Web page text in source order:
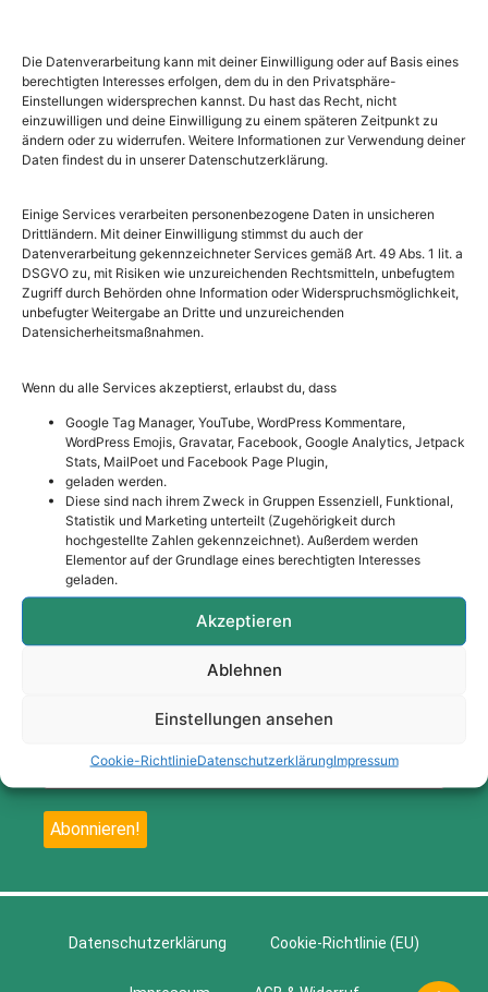
Die Datenverarbeitung kann mit deiner Einwilligung oder auf Basis eines
berechtigten Interesses erfolgen, dem du in den Privatsphäre-
Einstellungen widersprechen kannst. Du hast das Recht, nicht
einzuwilligen und deine Einwilligung zu einem späteren Zeitpunkt zu
ändern oder zu widerrufen. Weitere Informationen zur Verwendung deiner
Daten findest du in unserer Datenschutzerklärung.
Einige Services verarbeiten personenbezogene Daten in unsicheren
Drittländern. Mit deiner Einwilligung stimmst du auch der
Datenverarbeitung gekennzeichneter Services gemäß Art. 49 Abs. 1 lit. a
DSGVO zu, mit Risiken wie unzureichenden Rechtsmitteln, unbefugtem
Zugriff durch Behörden ohne Information oder Widerspruchsmöglichkeit,
unbefugter Weitergabe an Dritte und unzureichenden
Datensicherheitsmaßnahmen.
Wenn du alle Services akzeptierst, erlaubst du, dass
Google Tag Manager, YouTube, WordPress Kommentare,
WordPress Emojis, Gravatar, Facebook, Google Analytics, Jetpack
Stats, MailPoet und Facebook Page Plugin,
geladen werden.
Diese sind nach ihrem Zweck in Gruppen Essenziell, Funktional,
Statistik und Marketing unterteilt (Zugehörigkeit durch
hochgestellte Zahlen gekennzeichnet). Außerdem werden
Elementor auf der Grundlage eines berechtigten Interesses
geladen.
Akzeptieren
Ablehnen
Einstellungen ansehen
Cookie-RichtlinieDatenschutzerklärungImpressum
Zeit braucht so brauchen auch Entwicklungen, Narben,
Trauer, Erlebnisse die Zeit um sich zu zeigen und zu
verwandeln. Es ist immer etwas schwierig eigene
Geschichten in Kurzform darzustellen. Vielleicht nur so
viel: Ich konnte meine beiden Enkelkinder nach über 7
nur Glück empfinden. Und….wir sind erst am
Anfang…..wir malen jetzt zusammen.
Ich danke dir aus ganzem Herzen.
gedanken di´zain
Spitalstraße 37
Folge mir hier:
Anmeldung zum Newsletter
Ich möchte News per E-Mail erhalten und bin mit
der damit verbundenen Verarbeitung meiner
personenbezogenen Daten gemäß der gedanken
dizain – Datenschutzerklärung einverstanden. Ein
Widerruf ist jederzeit möglich.
Hier gelangst du zurDatenschutzerklärung
Datenschutzerklärung Cookie-Richtlinie (EU)